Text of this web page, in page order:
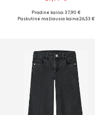
Yra daugybė dydžių
Pradinė kaina: 37,90 €
Paskutinė mažiausia kaina:26,53 €